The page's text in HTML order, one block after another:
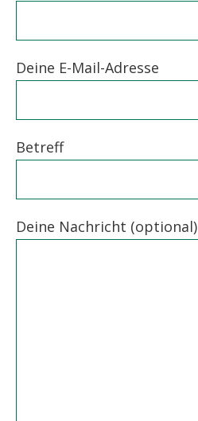
Deine E-Mail-Adresse
Betreff
Deine Nachricht (optional)